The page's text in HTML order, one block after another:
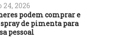
2026
podem comprar e
de pimenta para
pessoal